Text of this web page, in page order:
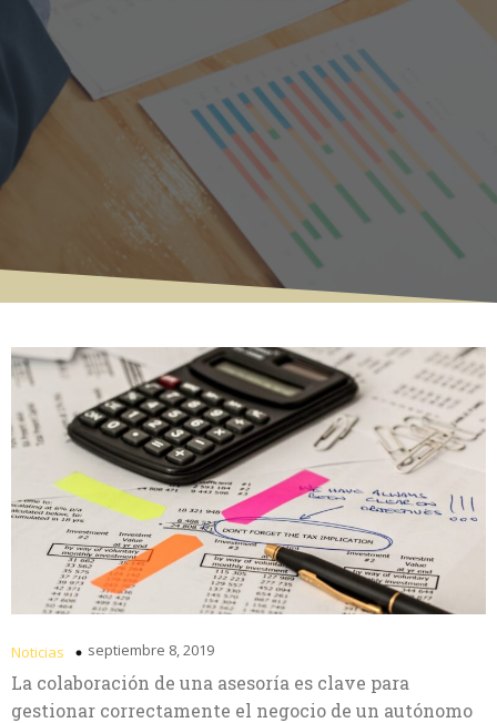
Noticias septiembre 8, 2019
La colaboración de una asesoría es clave para
gestionar correctamente el negocio de un autónomo